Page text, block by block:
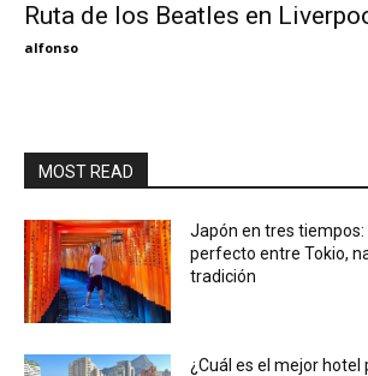
Ruta de los Beatles en
alfonso
MOST READ
Japón en tres tiempos:
perfecto entre Tokio,
tradición
¿Cuál es el mejor hotel